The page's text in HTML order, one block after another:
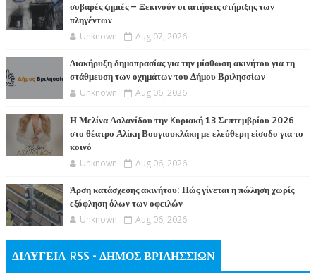
σοβαρές ζημιές – Ξεκινούν οι αιτήσεις στήριξης των
πληγέντων
Unknown Aug 07, 2026
Διακήρυξη δημοπρασίας για την μίσθωση ακινήτου για τη
στάθμευση των οχημάτων του Δήμου Βριλησσίων
Unknown Aug 06, 2026
Η Μελίνα Ασλανίδου την Kυριακή 13 Σεπτεμβρίου 2026
στο θέατρο Αλίκη Βουγιουκλάκη με ελεύθερη είσοδο για το
κοινό
Unknown Aug 06, 2026
Άρση κατάσχεσης ακινήτου: Πώς γίνεται η πώληση χωρίς
εξόφληση όλων των οφειλών
Unknown Aug 06, 2026
ΔΙΑΥΓΕΙΑ RSS - ΔΗΜΟΣ ΒΡΙΛΗΣΣΙΩΝ